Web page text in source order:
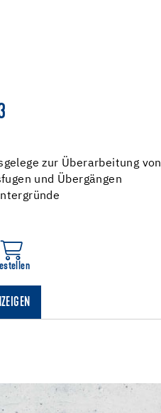
zur Überarbeitung von
und Übergängen